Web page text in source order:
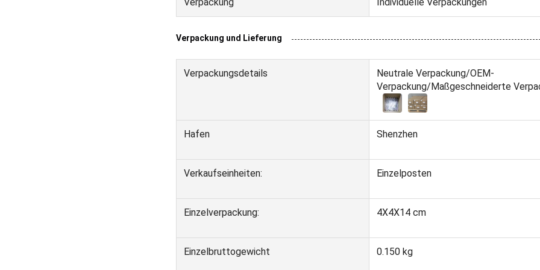
Verpackung und Lieferung
Verpackungsdetails
Neutrale Verpackung/OEM-
Verpackung/Maßgeschneiderte
Hafen Shenzhen
Verkaufseinheiten: Einzelposten
Einzelverpackung: 4X4X14 cm
Einzelbruttogewicht 0.150 kg